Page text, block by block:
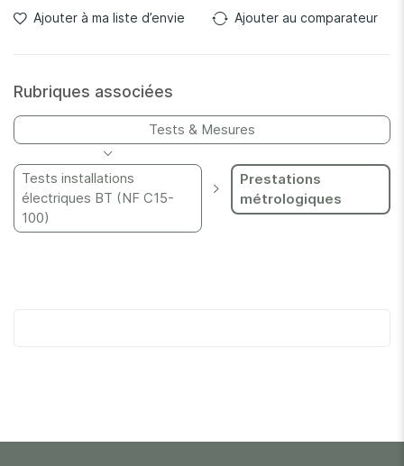
Ajouter à ma liste d’envie Ajouter au comparateur
Rubriques associées
Tests & Mesures
Tests installations
électriques BT (NF C15-
100)
Prestations
métrologiques